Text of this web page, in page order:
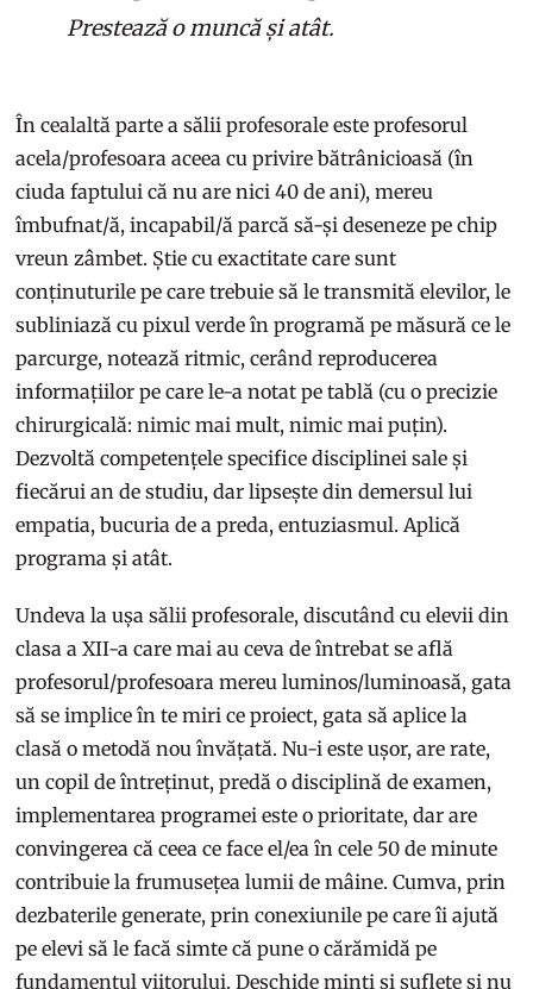
Prestează o muncă și atât.
În cealaltă parte a sălii profesorale este profesorul
acela/profesoara aceea cu privire bătrânicioasă (în
ciuda faptului că nu are nici 40 de ani), mereu
îmbufnat/ă, incapabil/ă parcă să-și deseneze pe chip
vreun zâmbet. Știe cu exactitate care sunt
conținuturile pe care trebuie să le transmită elevilor, le
subliniază cu pixul verde în programă pe măsură ce le
parcurge, notează ritmic, cerând reproducerea
informațiilor pe care le-a notat pe tablă (cu o precizie
chirurgicală: nimic mai mult, nimic mai puțin).
Dezvoltă competențele specifice disciplinei sale și
fiecărui an de studiu, dar lipsește din demersul lui
empatia, bucuria de a preda, entuziasmul. Aplică
programa și atât.
Undeva la ușa sălii profesorale, discutând cu elevii din
clasa a XII-a care mai au ceva de întrebat se află
profesorul/profesoara mereu luminos/luminoasă, gata
să se implice în te miri ce proiect, gata să aplice la
clasă o metodă nou învățată. Nu-i este ușor, are rate,
un copil de întreținut, predă o disciplină de examen,
implementarea programei este o prioritate, dar are
convingerea că ceea ce face el/ea în cele 50 de minute
contribuie la frumusețea lumii de mâine. Cumva, prin
dezbaterile generate, prin conexiunile pe care îi ajută
pe elevi să le facă simte că pune o cărămidă pe
fundamentul viitorului. Deschide minți și suflete și nu